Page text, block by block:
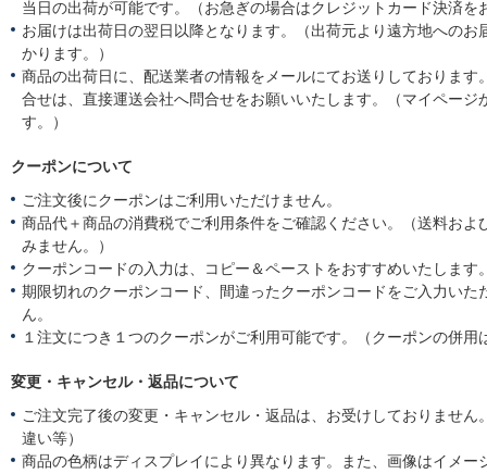
当日の出荷が可能です。（お急ぎの場合はクレジットカード決済を
お届けは出荷日の翌日以降となります。（出荷元より遠方地へのお
かります。）
商品の出荷日に、配送業者の情報をメールにてお送りしております
合せは、直接運送会社へ問合せをお願いいたします。（マイページ
す。）
クーポンについて
ご注文後にクーポンはご利用いただけません。
商品代＋商品の消費税でご利用条件をご確認ください。（送料およ
みません。）
クーポンコードの入力は、コピー＆ペーストをおすすめいたします
期限切れのクーポンコード、間違ったクーポンコードをご入力いた
ん。
１注文につき１つのクーポンがご利用可能です。（クーポンの併用
変更・キャンセル・返品について
ご注文完了後の変更・キャンセル・返品は、お受けしておりません
違い等）
商品の色柄はディスプレイにより異なります。また、画像はイメー